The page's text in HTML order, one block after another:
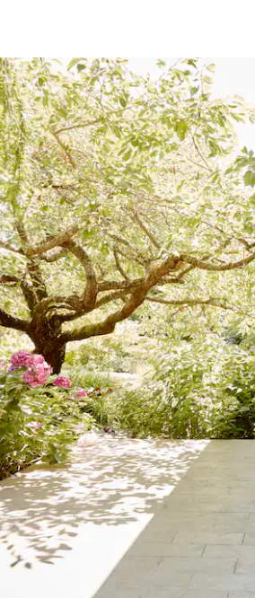
בעזרת תנועות מגע או החלקה.